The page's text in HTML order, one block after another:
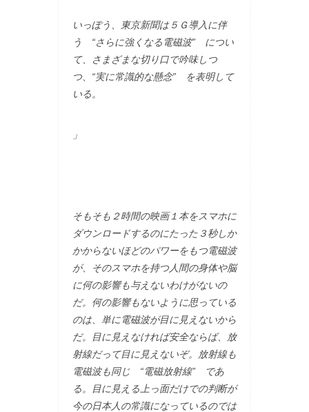
いっぽう、東京新聞は５Ｇ導入に伴
う “さらに強くなる電磁波” につい
て、さまざまな切り口で吟味しつ
つ、“実に常識的な懸念” を表明して
いる。
」
そもそも２時間の映画１本をスマホに
ダウンロードするのにたった３秒しか
かからないほどのパワーをもつ電磁波
が、そのスマホを持つ人間の身体や脳
に何の影響も与えないわけがないの
だ。何の影響もないように思っている
のは、単に電磁波が目に見えないから
だ。目に見えなければ安全ならば、放
射線だって目に見えないぞ。放射線も
電磁波も同じ “電磁放射線” であ
る。目に見える上っ面だけでの判断が
今の日本人の常識になっているのでは